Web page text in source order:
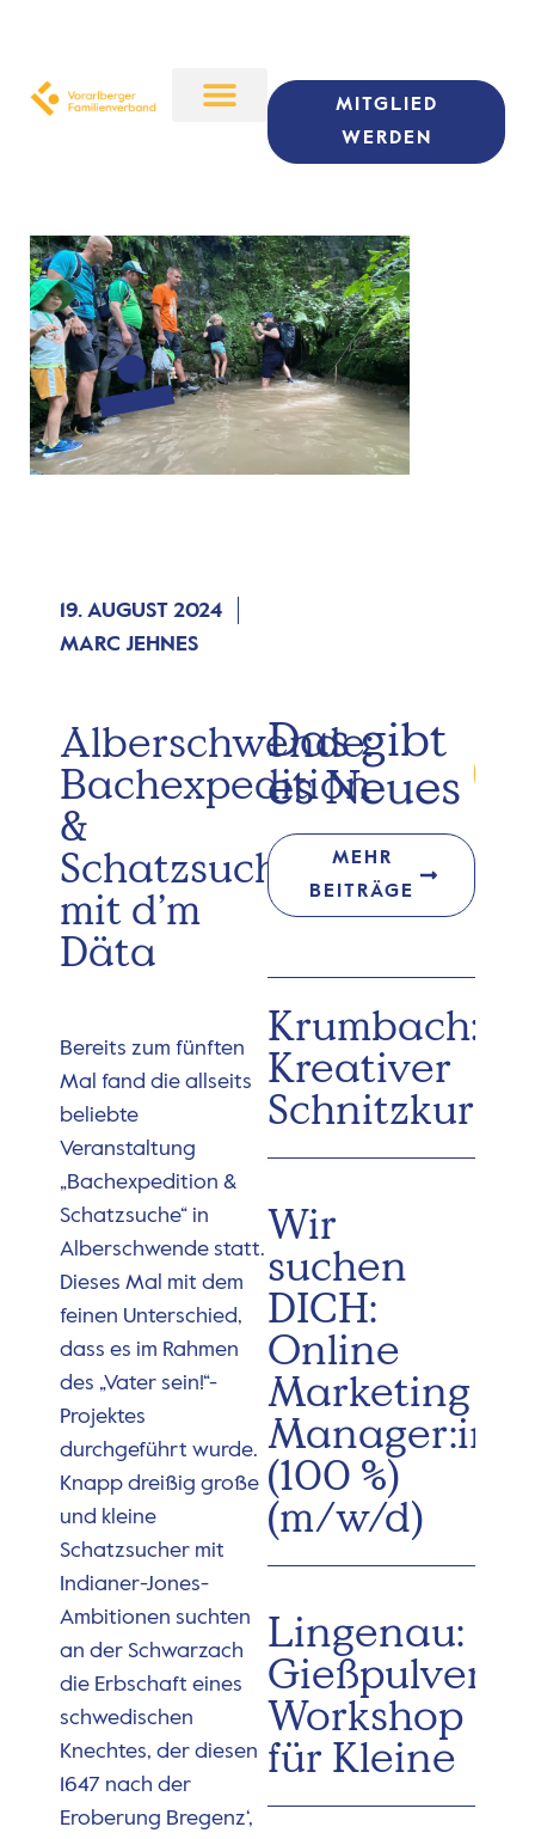
MITGLIED
WERDEN
19. AUGUST 2024
MARC JEHNES
Alberschwende:
Bachexpedition
&
Schatzsuche
mit d’m
Däta
Bereits zum fünften
Mal fand die allseits
beliebte
Veranstaltung
„Bachexpedition &
Schatzsuche“ in
Alberschwende statt.
Dieses Mal mit dem
feinen Unterschied,
dass es im Rahmen
des „Vater sein!“-
Projektes
durchgeführt wurde.
Knapp dreißig große
und kleine
Schatzsucher mit
Indianer-Jones-
Ambitionen suchten
an der Schwarzach
die Erbschaft eines
schwedischen
Knechtes, der diesen
1647 nach der
Eroberung Bregenz‘,
Das gibt
es Neues
MEHR
BEITRÄGE
Krumbach:
Kreativer
Schnitzkurs
Wir
suchen
DICH:
Online
Marketing
Manager:in
(100 %)
(m/w/d)
Lingenau:
Gießpulver-
Workshop
für Kleine